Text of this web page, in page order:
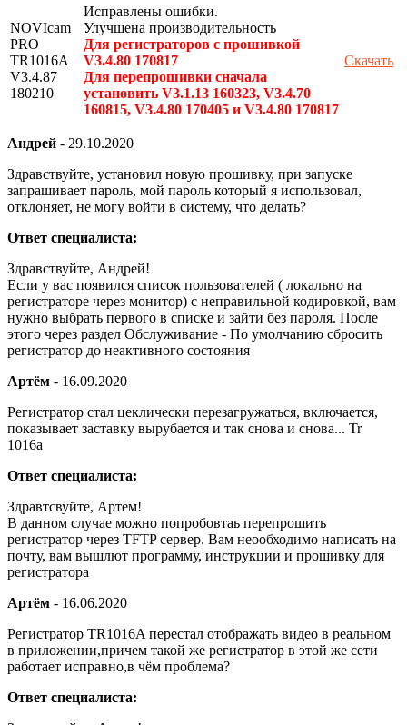
NOVIcam
PRO
TR1016A
V3.4.87
180210
Исправлены ошибки.
Улучшена производительность
Для регистраторов с прошивкой
V3.4.80 170817
Для перепрошивки сначала
установить V3.1.13 160323, V3.4.70
160815, V3.4.80 170405 и V3.4.80 170817
Скачать
Андрей - 29.10.2020
Здравствуйте, установил новую прошивку, при запуске
запрашивает пароль, мой пароль который я использовал,
отклоняет, не могу войти в систему, что делать?
Ответ специалиста:
Здравствуйте, Андрей!
Если у вас появился список пользователей ( локально на
регистраторе через монитор) с неправильной кодировкой, вам
нужно выбрать первого в списке и зайти без пароля. После
этого через раздел Обслуживание - По умолчанию сбросить
регистратор до неактивного состояния
Артём - 16.09.2020
Регистратор стал цеклически перезагружаться, включается,
показывает заставку вырубается и так снова и снова... Tr
1016a
Ответ специалиста:
Здравтсвуйте, Артем!
В данном случае можно попробовтаь перепрошить
регистратор через TFTP сервер. Вам неообходимо написать на
почту, вам вышлют программу, инструкции и прошивку для
регистратора
Артём - 16.06.2020
Регистратор TR1016A перестал отображать видео в реальном
в приложении,причем такой же регистратор в этой же сети
работает исправно,в чём проблема?
Ответ специалиста: